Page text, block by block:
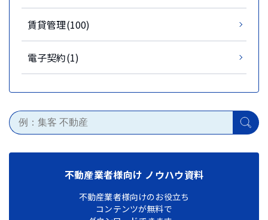
賃貸管理(100)
電子契約(1)
不動産業者様向け ノウハウ資料
不動産業者様向けのお役立ち
コンテンツが無料で